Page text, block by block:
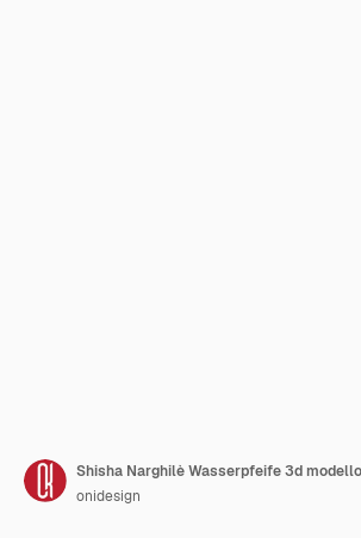
Shisha Narghilè Wasserpfeife 3d
onidesign